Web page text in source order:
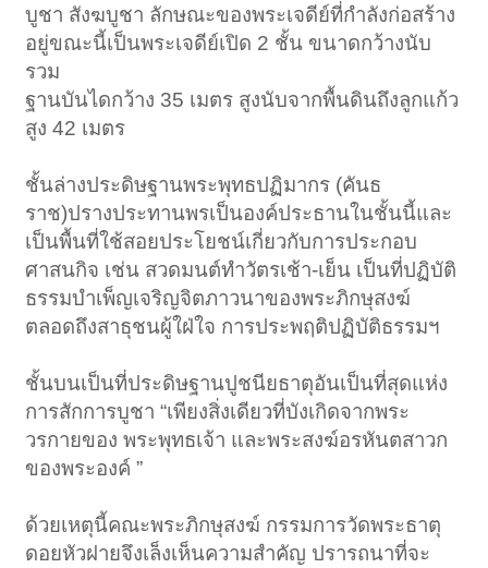
บูชา สังฆบูชา ลักษณะของพระเจดีย์ที่กำลังก่อสร้าง
อยู่ขณะนี้เป็นพระเจดีย์เปิด 2 ชั้น ขนาดกว้างนับ
รวม
ฐานบันไดกว้าง 35 เมตร สูงนับจากพื้นดินถึงลูกแก้ว
สูง 42 เมตร
ชั้นล่างประดิษฐานพระพุทธปฏิมากร (คันธ
ราช)ปรางประทานพรเป็นองค์ประธานในชั้นนี้และ
เป็นพื้นที่ใช้สอยประโยชน์เกี่ยวกับการประกอบ
ศาสนกิจ เช่น สวดมนต์ทำวัตรเช้า-เย็น เป็นที่ปฏิบัติ
ธรรมบำเพ็ญเจริญจิตภาวนาของพระภิกษุสงฆ์
ตลอดถึงสาธุชนผู้ใฝ่ใจ การประพฤติปฏิบัติธรรมฯ
ชั้นบนเป็นที่ประดิษฐานปูชนียธาตุอันเป็นที่สุดแห่ง
การสักการบูชา “เพียงสิ่งเดียวที่บังเกิดจากพระ
วรกายของ พระพุทธเจ้า และพระสงฆ์อรหันตสาวก
ของพระองค์ ”
ด้วยเหตุนี้คณะพระภิกษุสงฆ์ กรรมการวัดพระธาตุ
ดอยหัวฝายจึงเล็งเห็นความสำคัญ ปรารถนาที่จะ